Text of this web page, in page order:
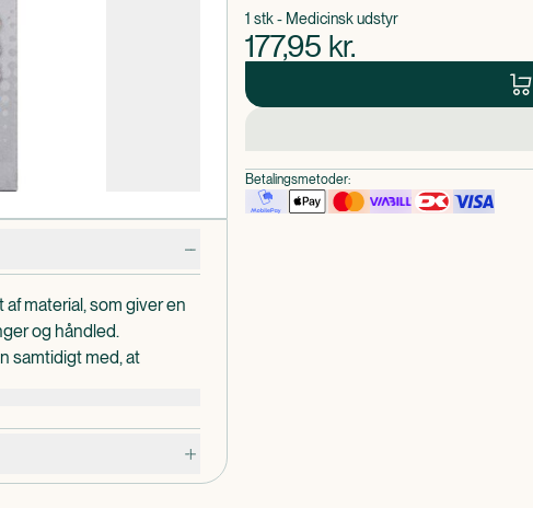
material, som giver en
og håndled.
samtidigt med, at
1 stk - Medicinsk udstyr
177,95 kr.
Betalingsmetoder: